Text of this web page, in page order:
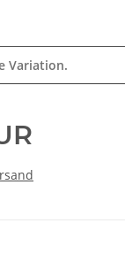
Variation.